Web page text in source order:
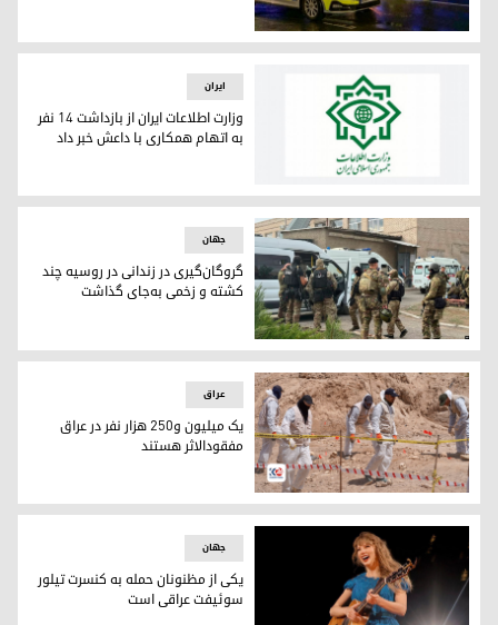
صدراعظم آلمان وعده‌ داد پناهجویان بیشتری را اخراج کند
وزارت اطلاعات ایران از بازداشت ۱۴ نفر به اتهام همکاری با داعش خبر داد
ایران
وزارت اطلاعات ایران از بازداشت ۱۴ نفر
به اتهام همکاری با داعش خبر داد
گروگان‌گیری در زندانی در روسیه چند کشته و زخمی به‌جای
جهان
گروگان‌گیری در زندانی در روسیه چند
کشته و زخمی به‌جای گذاشت
یک میلیون و٢٥٠ هزار نفر در عراق مفقود‌الاثر هستند
عراق
یک میلیون و٢٥٠ هزار نفر در عراق
مفقود‌الاثر هستند
جهان
یکی از مظنونان حمله به کنسرت تیلور
سوئیفت عراقی است